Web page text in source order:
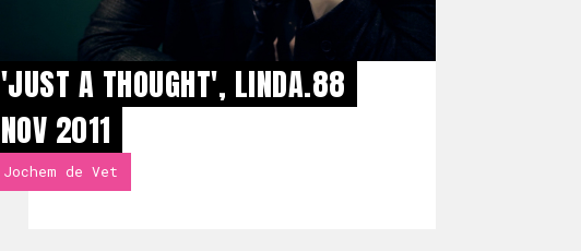
'JUST A THOUGHT', LINDA.88
NOV 2011
Jochem de Vet